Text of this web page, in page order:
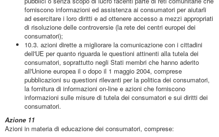
forniscono informazioni ed assistenza ai consumatori per aiutarli
ad esercitare i loro diritti e ad ottenere accesso a mezzi appropriati
di risoluzione delle controversie (la rete dei centri europei dei
consumatori);
10.3. azioni dirette a migliorare la comunicazione con i cittadini
dell'UE per quanto riguarda le questioni attinenti alla tutela dei
consumatori, soprattutto negli Stati membri che hanno aderito
all'Unione europea il o dopo il 1 maggio 2004, comprese
pubblicazioni su questioni rilevanti per la politica dei consumatori,
la fornitura di informazioni on-line e azioni che forniscono
informazioni sulle misure di tutela dei consumatori e sui diritti dei
consumatori.
Azione 11
Azioni in materia di educazione dei consumatori, comprese: